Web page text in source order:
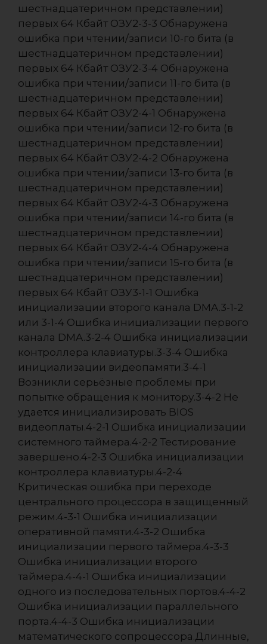
шестнадцатеричном представлении)
первых 64 Кбайт ОЗУ2-3-3 Обнаружена
ошибка при чтении/записи 10-го бита (в
шестнадцатеричном представлении)
первых 64 Кбайт ОЗУ2-3-4 Обнаружена
ошибка при чтении/записи 11-го бита (в
шестнадцатеричном представлении)
первых 64 Кбайт ОЗУ2-4-1 Обнаружена
ошибка при чтении/записи 12-го бита (в
шестнадцатеричном представлении)
первых 64 Кбайт ОЗУ2-4-2 Обнаружена
ошибка при чтении/записи 13-го бита (в
шестнадцатеричном представлении)
первых 64 Кбайт ОЗУ2-4-3 Обнаружена
ошибка при чтении/записи 14-го бита (в
шестнадцатеричном представлении)
первых 64 Кбайт ОЗУ2-4-4 Обнаружена
ошибка при чтении/записи 15-го бита (в
шестнадцатеричном представлении)
первых 64 Кбайт ОЗУ3-1-1 Ошибка
инициализации второго канала DMA.3-1-2
или 3-1-4 Ошибка инициализации первого
канала DMA.3-2-4 Ошибка инициализации
контроллера клавиатуры.3-3-4 Ошибка
инициализации видеопамяти.3-4-1
Возникли серьёзные проблемы при
попытке обращения к монитору.3-4-2 Не
удается инициализировать BIOS
видеоплаты.4-2-1 Ошибка инициализации
системного таймера.4-2-2 Тестирование
завершено.4-2-3 Ошибка инициализации
контроллера клавиатуры.4-2-4
Критическая ошибка при переходе
центрального процессора в защищенный
режим.4-3-1 Ошибка инициализации
оперативной памяти.4-3-2 Ошибка
инициализации первого таймера.4-3-3
Ошибка инициализации второго
таймера.4-4-1 Ошибка инициализации
одного из последовательных портов.4-4-2
Ошибка инициализации параллельного
порта.4-4-3 Ошибка инициализации
математического сопроцессора.Длинные,